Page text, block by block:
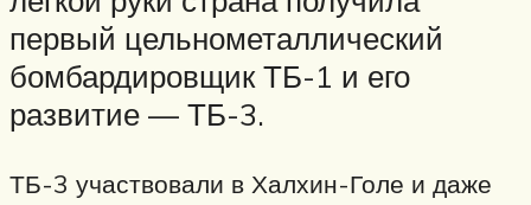
первый цельнометаллический
бомбардировщик ТБ-1 и его
развитие — ТБ-3.
ТБ-3 участвовали в Халхин-Голе и даже